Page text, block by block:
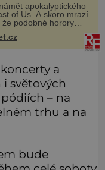
apokalyptického
of Us. A skoro mrazí
že podobné horory
běžně – s tím
pouze o infekce
a že
a
světových
– na
trhu a na
bude